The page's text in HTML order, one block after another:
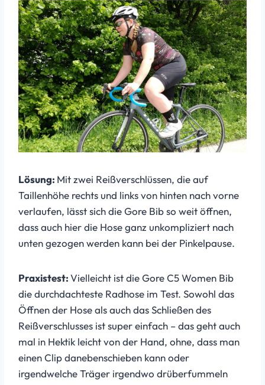
Lösung: Mit zwei Reißverschlüssen, die auf
Taillenhöhe rechts und links von hinten nach vorne
verlaufen, lässt sich die Gore Bib so weit öffnen,
dass auch hier die Hose ganz unkompliziert nach
unten gezogen werden kann bei der Pinkelpause.
Praxistest:Vielleicht ist die Gore C5 Women Bib
die durchdachteste Radhose im Test. Sowohl das
Öffnen der Hose als auch das Schließen des
Reißverschlusses ist super einfach – das geht auch
mal in Hektik leicht von der Hand, ohne, dass man
einen Clip danebenschieben kann oder
irgendwelche Träger irgendwo drüberfummeln